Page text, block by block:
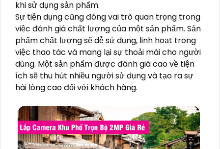
khi sử dụng sản phẩm.
Sự tiện dụng cũng đóng vai trò quan trọng trong
việc đánh giá chất lượng của một sản phẩm. Sản
phẩm chất lượng sẽ dễ sử dụng, linh hoạt trong
việc thao tác và mang lại sự thoải mái cho người
dùng. Một sản phẩm được đánh giá cao về tiện
ích sẽ thu hút nhiều người sử dụng và tạo ra sự
hài lòng cao đối với khách hàng.